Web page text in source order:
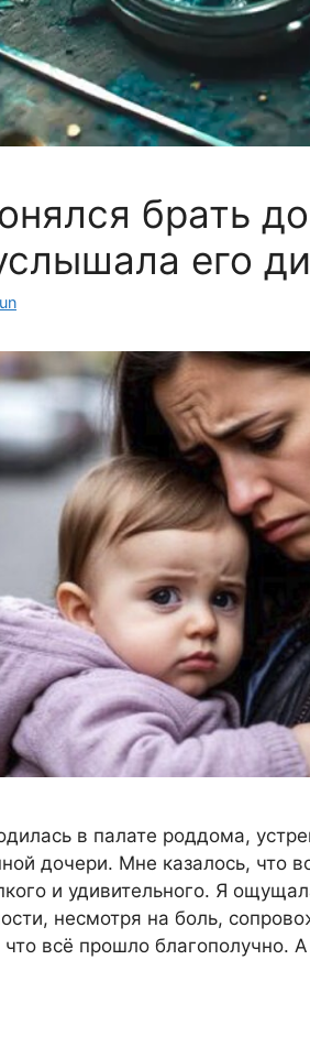
брать
его
в палате роддома,
дочери. Мне казалось, что
и удивительного. Я
несмотря на боль,
всё прошло благополучно.